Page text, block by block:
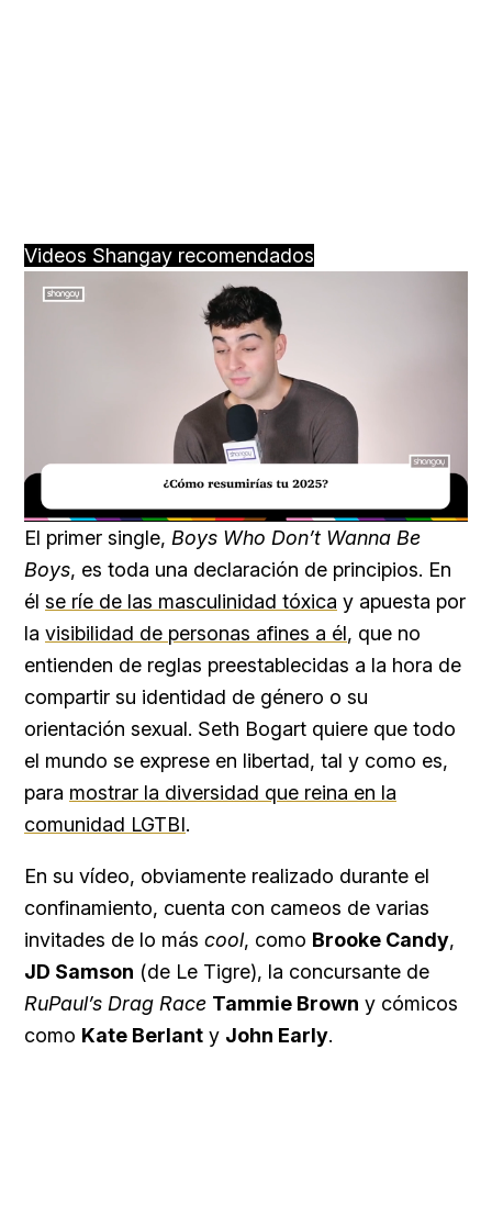
Videos Shangay recomendados
Unmute Loaded:
27.23%
El primer single, Boys Who Don’t Wanna Be
Boys, es toda una declaración de principios. En
él se ríe de las masculinidad tóxica y apuesta por
la visibilidad de personas afines a él, que no
entienden de reglas preestablecidas a la hora de
compartir su identidad de género o su
orientación sexual. Seth Bogart quiere que todo
el mundo se exprese en libertad, tal y como es,
para mostrar la diversidad que reina en la
comunidad LGTBI.
En su vídeo, obviamente realizado durante el
confinamiento, cuenta con cameos de varias
invitades de lo más cool, como Brooke Candy,
JD Samson (de Le Tigre), la concursante de
RuPaul’s Drag Race Tammie Brown y cómicos
como Kate Berlant y John Early.